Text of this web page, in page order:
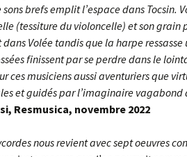
Massalia
Pince-
brefs emplit l’espace dans Tocsin.
(tessiture du violoncelle) et son grain
Volée tandis que la harpe
finissent par se perdre dans le
ces musiciens aussi aventuriers que
et guidés par l’imaginaire vagabond
Resmusica, novembre 2022
nous revient avec sept oeuvres